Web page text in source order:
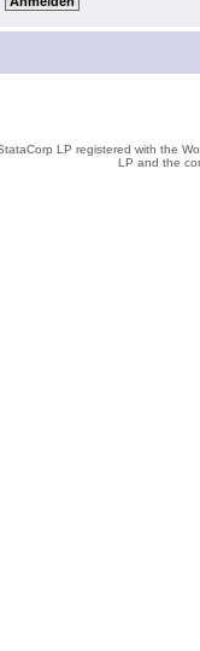
LP registered with the
LP and the